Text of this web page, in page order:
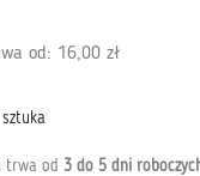
od: 16,00 zł
sztuka
trwa od 3 do 5 dni